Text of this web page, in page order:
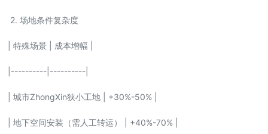
2. 场地条件复杂度
| 特殊场景 | 成本增幅 |
|----------|----------|
| 城市ZhongXin狭小工地 | +30%-50% |
| 地下空间安装（需人工转运） | +40%-70% |